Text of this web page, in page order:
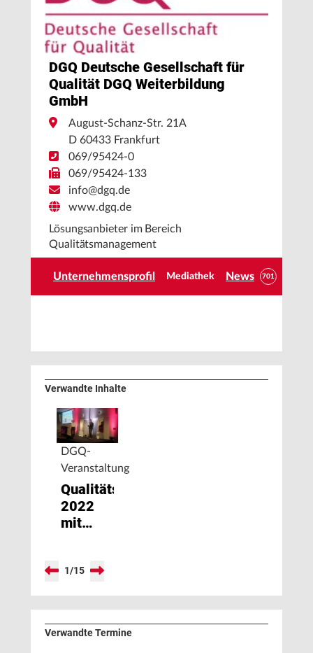
DGQ Deutsche Gesellschaft für
Qualität DGQ Weiterbildung
GmbH
August-Schanz-Str. 21A
D 60433 Frankfurt
069/95424-0
069/95424-133
info@dgq.de
www.dgq.de
Lösungsanbieter im Bereich
Qualitätsmanagement
Unternehmensprofil Mediathek News 701
Verwandte Inhalte
DGQ-
Veranstaltung
Qualitätstag
2022
mit
1/15
Verwandte Termine